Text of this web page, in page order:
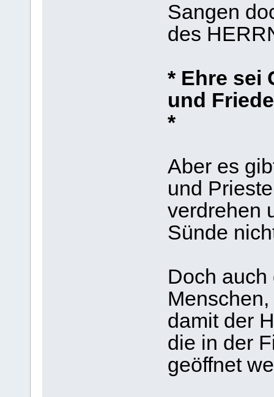
Sangen
des
* Ehre sei
und
*
Aber es
und
verdrehen
Sünde
Doch auch
damit der
die in der
geöffnet